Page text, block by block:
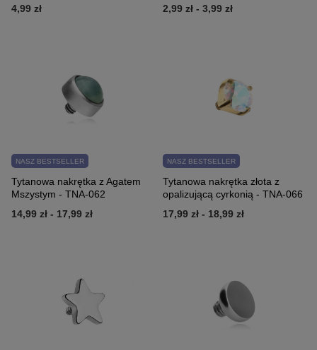
4,99 zł
2,99 zł - 3,99 zł
NASZ BESTSELLER
Tytanowa nakrętka z Agatem
Mszystym - TNA-062
14,99 zł - 17,99 zł
NASZ BESTSELLER
Tytanowa nakrętka złota z
opalizującą cyrkonią - TNA-066
17,99 zł - 18,99 zł